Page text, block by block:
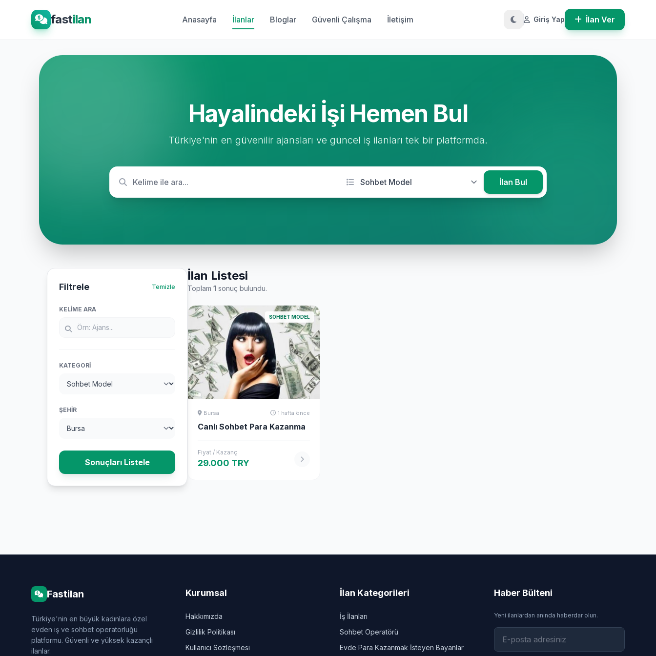
fastilan Anasayfa İlanlar Bloglar Güvenli Çalışma İletişim Giriş Yap İlan Ver
Hayalindeki İşi Hemen Bul
Türkiye'nin en güvenilir ajansları ve güncel iş ilanları tek bir platformda.
İlan Bul
Filtrele Temizle
KELIME ARA
KATEGORI
ŞEHIR
Sonuçları Listele
İlan Listesi
Toplam 1 sonuç bulundu.
SOHBET MODEL
Bursa 1 hafta önce
Canlı Sohbet Para Kazanma
Fiyat / Kazanç
29.000 TRY
Fastilan
Türkiye'nin en büyük kadınlara özel
evden iş ve sohbet operatörlüğü
platformu. Güvenli ve yüksek kazançlı
ilanlar.
Kurumsal
Hakkımızda
Gizlilik Politikası
Kullanıcı Sözleşmesi
İlan Kategorileri
İş İlanları
Sohbet Operatörü
Evde Para Kazanmak İsteyen Bayanlar
Haber Bülteni
Yeni ilanlardan anında haberdar olun.